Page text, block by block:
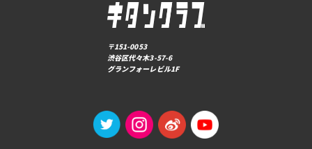
〒151-0053
渋谷区代々木3-57-6
グランフォーレビル1F